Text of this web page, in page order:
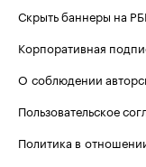
Скрыть баннеры на
Корпоративная
О соблюдении
Пользовательское
Политика в